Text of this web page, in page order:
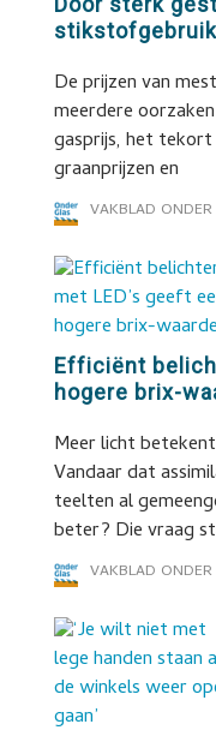
De prijzen van
meerdere
gasprijs, het tekort
graanprijzen en
VAKBLAD
Efficiënt
hogere brix-
Meer licht
Vandaar dat
teelten al
beter? Die vraag
VAKBLAD